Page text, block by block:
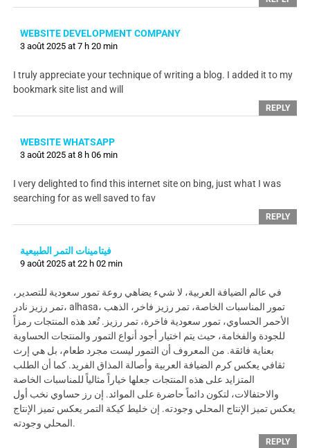
WEBSITE DEVELOPMENT COMPANY
3 août 2025 at 7 h 20 min
I truly appreciate your technique of writing a blog. I added it to my
bookmark site list and will
REPLY
WEBSITE WHATSAPP
3 août 2025 at 8 h 06 min
I very delighted to find this internet site on bing, just what I was
searching for as well saved to fav
REPLY
فيتامينات التمر الطبيعية
9 août 2025 at 22 h 02 min
في عالم الضيافة العربية، لا شيء يضاهي روعة تمور سعودية للتصدير،
تمر رزيز نادر، alhasa، تمور المناسبات الخاصة، تمر رزيز فاخر، الذهب
الأحمر الحساوي، تمور سعودية فاخرة، تمر رزيز. تُعد هذه المنتجات رمزاً
للجودة والفخامة، حيث يتم اختيار أجود أنواع التمور والمنتجات الحساوية
بعناية فائقة. من المعروف أن التمور ليست مجرد طعام، بل هي إرث
ثقافي يعكس كرم الضيافة العربية وأصالة المذاق الفريد. كما أن الطلب
المتزايد على هذه المنتجات جعلها خياراً مثالياً للمناسبات الخاصة
والاحتفالات، لتكون دائماً حاضرة على الموائد. إن رز حساوي نخب أول
يعكس تميز الإنتاج المحلي وجودته. إن خليط كيكة التمر يعكس تميز الإنتاج
المحلي وجودته.
REPLY